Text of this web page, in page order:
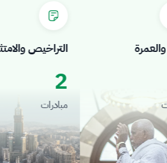
التراخيص والامتثال
2
مبادرات